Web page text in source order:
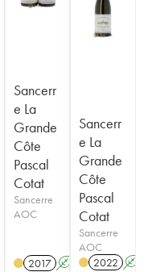
Sancerr
e La
Grande
Côte
Pascal
Cotat
Sancerre
AOC
2017 A
Sancerr
e La
Grande
Côte
Pascal
Cotat
Sancerre
AOC
2022 A